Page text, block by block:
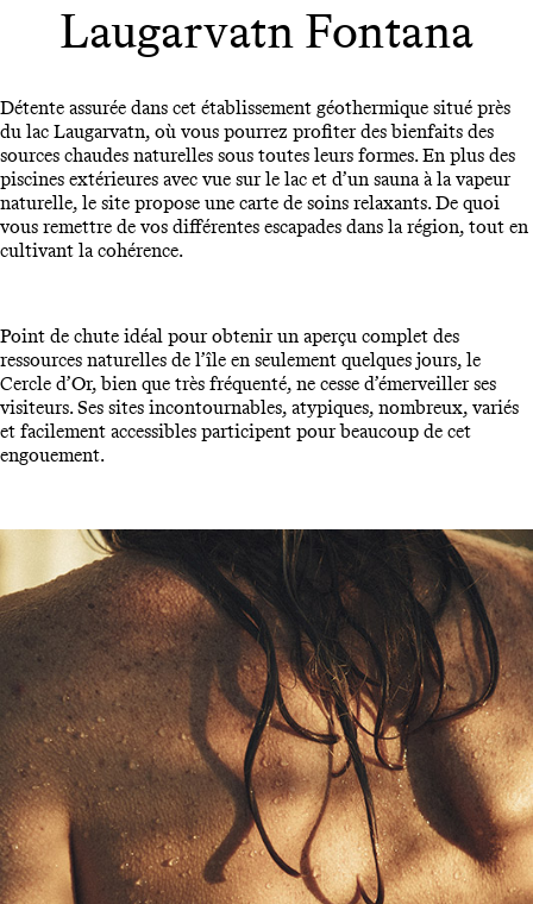
Laugarvatn Fontana
Détente assurée dans cet établissement géothermique situé près
du lac Laugarvatn, où vous pourrez profiter des bienfaits des
sources chaudes naturelles sous toutes leurs formes. En plus des
piscines extérieures avec vue sur le lac et d’un sauna à la vapeur
naturelle, le site propose une carte de soins relaxants. De quoi
vous remettre de vos différentes escapades dans la région, tout en
cultivant la cohérence.
Point de chute idéal pour obtenir un aperçu complet des
ressources naturelles de l’île en seulement quelques jours, le
Cercle d’Or, bien que très fréquenté, ne cesse d’émerveiller ses
visiteurs. Ses sites incontournables, atypiques, nombreux, variés
et facilement accessibles participent pour beaucoup de cet
engouement.